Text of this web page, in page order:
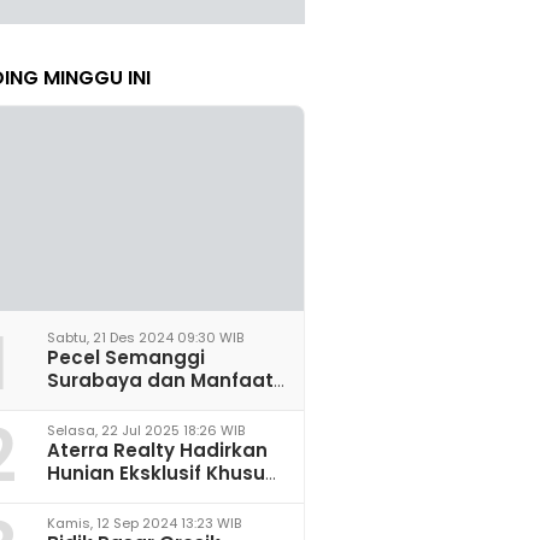
MINGGU INI
Sabtu, 21 Des 2024 09:30 WIB
Pecel Semanggi
Surabaya dan Manfaat
Saraf
Selasa, 22 Jul 2025 18:26 WIB
Aterra Realty Hadirkan
Hunian Eksklusif Khusus
Malang
Kamis, 12 Sep 2024 13:23 WIB